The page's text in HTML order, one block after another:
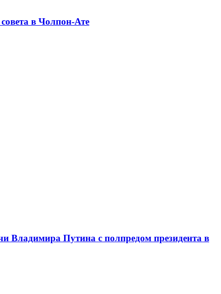
в Чолпон-Ате
Владимира Путина с полпредом президента в